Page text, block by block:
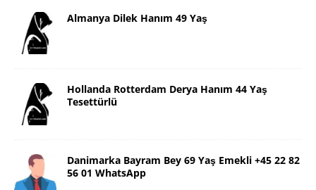
Almanya Dilek Hanım 49 Yaş
Hollanda Rotterdam Derya Hanım 44 Yaş
Tesettürlü
Danimarka Bayram Bey 69 Yaş Emekli +45 22 82
56 01 WhatsApp